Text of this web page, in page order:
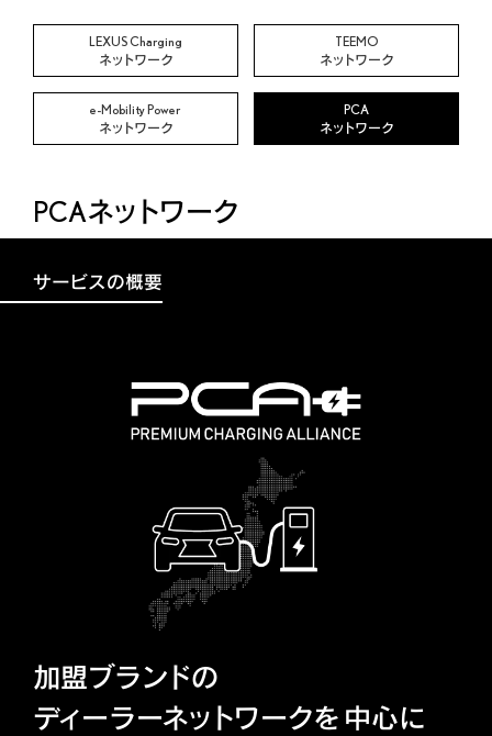
LEXUS Charging
ネットワーク
TEEMO
ネットワーク
e-Mobility Power
ネットワーク
PCA
ネットワーク
PCAネットワーク
サービスの概要
加盟ブランドの
ディーラーネットワークを 中心に